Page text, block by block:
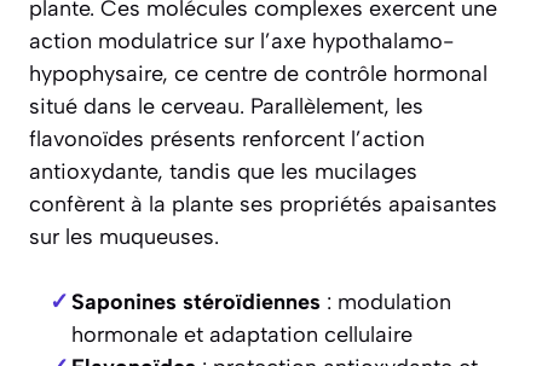
plante. Ces molécules complexes exercent une
action modulatrice sur l’axe hypothalamo-
hypophysaire, ce centre de contrôle hormonal
situé dans le cerveau. Parallèlement, les
flavonoïdes présents renforcent l’action
antioxydante, tandis que les mucilages
confèrent à la plante ses propriétés apaisantes
sur les muqueuses.
Saponines stéroïdiennes : modulation
hormonale et adaptation cellulaire